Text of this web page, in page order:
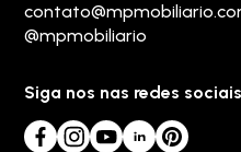
@mpmobiliario
Siga nos nas redes sociais